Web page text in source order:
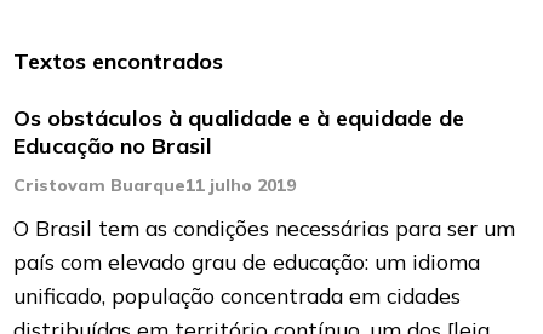
Textos encontrados
Os obstáculos à qualidade e à equidade de
Educação no Brasil
Cristovam Buarque11 julho 2019
O Brasil tem as condições necessárias para ser um
país com elevado grau de educação: um idioma
unificado, população concentrada em cidades